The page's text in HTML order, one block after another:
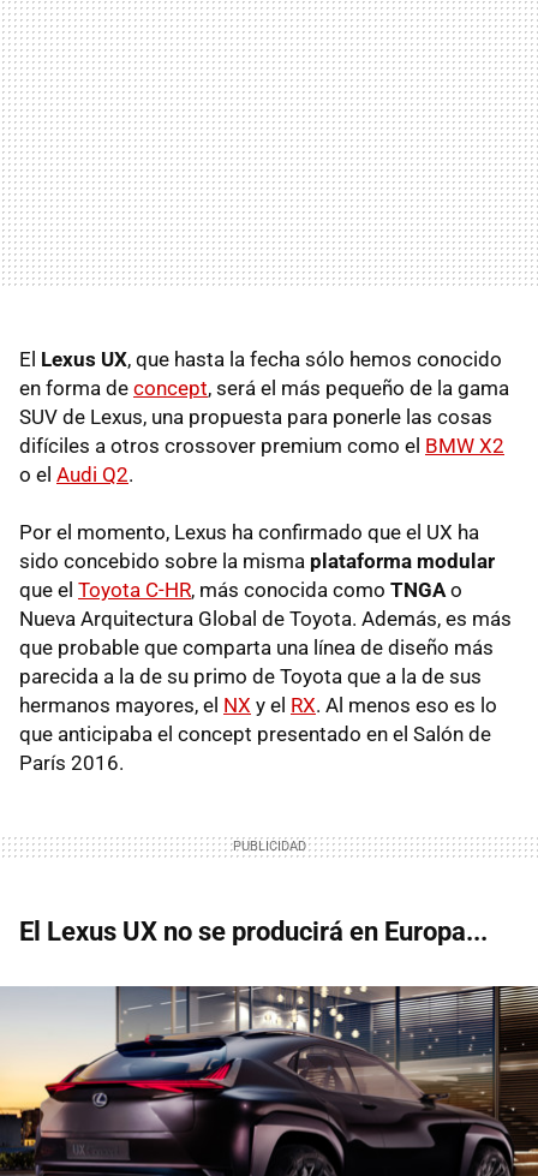
El Lexus UX, que hasta la fecha sólo hemos conocido
en forma de concept, será el más pequeño de la gama
SUV de Lexus, una propuesta para ponerle las cosas
difíciles a otros crossover premium como el BMW X2
o el Audi Q2.
Por el momento, Lexus ha confirmado que el UX ha
sido concebido sobre la misma plataforma modular
que el Toyota C-HR, más conocida como TNGA o
Nueva Arquitectura Global de Toyota. Además, es más
que probable que comparta una línea de diseño más
parecida a la de su primo de Toyota que a la de sus
hermanos mayores, el NX y el RX. Al menos eso es lo
que anticipaba el concept presentado en el Salón de
París 2016.
El Lexus UX no se producirá en Europa...